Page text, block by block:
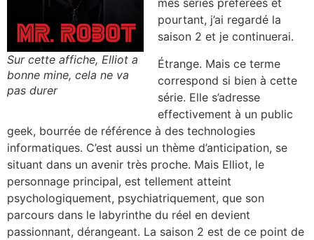
Sur cette affiche, Elliot a
bonne mine, cela ne va
pas durer
mes séries préférées et
pourtant, j’ai regardé la
saison 2 et je continuerai.
Étrange. Mais ce terme
correspond si bien à cette
série. Elle s’adresse
effectivement à un public
geek, bourrée de référence à des technologies
informatiques. C’est aussi un thème d’anticipation, se
situant dans un avenir très proche. Mais Elliot, le
personnage principal, est tellement atteint
psychologiquement, psychiatriquement, que son
parcours dans le labyrinthe du réel en devient
passionnant, dérangeant. La saison 2 est de ce point de